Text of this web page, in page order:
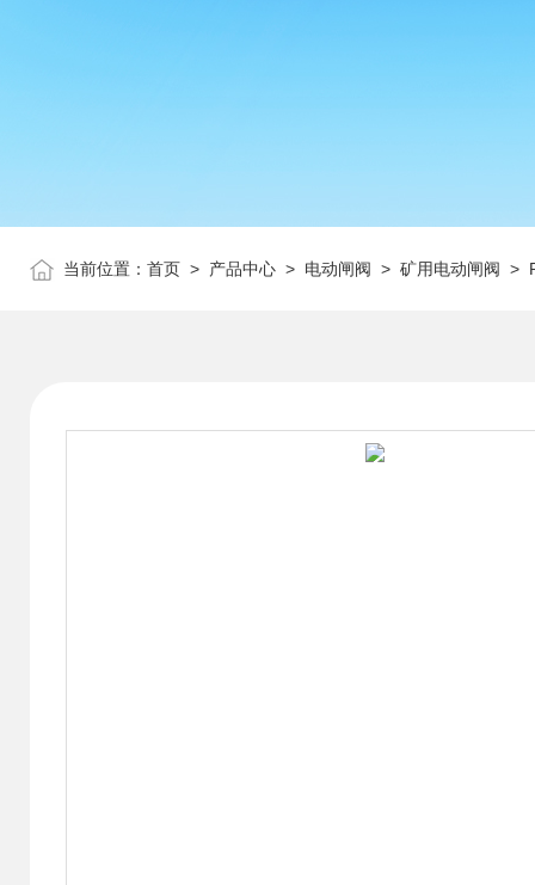
当前位置： 首页 > 产品中心 > 电动闸阀 > 矿用电动闸阀 >